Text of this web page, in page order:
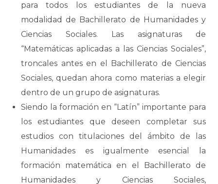
para todos los estudiantes de la nueva
modalidad de Bachillerato de Humanidades y
Ciencias Sociales. Las asignaturas de
“Matemáticas aplicadas a las Ciencias Sociales”,
troncales antes en el Bachillerato de Ciencias
Sociales, quedan ahora como materias a elegir
dentro de un grupo de asignaturas.
Siendo la formación en “Latín” importante para
los estudiantes que deseen completar sus
estudios con titulaciones del ámbito de las
Humanidades es igualmente esencial la
formación matemática en el Bachillerato de
Humanidades y Ciencias Sociales,